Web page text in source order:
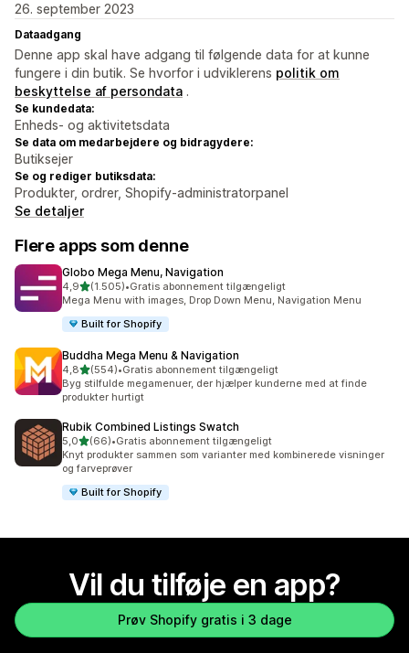
26. september 2023
Dataadgang
Denne app skal have adgang til følgende data for at kunne
fungere i din butik. Se hvorfor i udviklerens politik om
beskyttelse af persondata .
Se kundedata:
Enheds- og aktivitetsdata
Se data om medarbejdere og bidragydere:
Butiksejer
Se og rediger butiksdata:
Produkter, ordrer, Shopify-administratorpanel
Se detaljer
Flere apps som denne
Globo Mega Menu, Navigation
4,9ud af 5 stjerner
(1.505)
1505 anmeldelser i alt
•Gratis abonnement tilgængeligt
Mega Menu with images, Drop Down Menu, Navigation Menu
Built for Shopify
Buddha Mega Menu & Navigation
4,8ud af 5 stjerner
(554)
554 anmeldelser i alt
•Gratis abonnement tilgængeligt
Byg stilfulde megamenuer, der hjælper kunderne med at finde
produkter hurtigt
Rubik Combined Listings Swatch
5,0ud af 5 stjerner
(66)
66 anmeldelser i alt
•Gratis abonnement tilgængeligt
Knyt produkter sammen som varianter med kombinerede visninger
og farveprøver
Built for Shopify
Vil du tilføje en app?
Prøv Shopify gratis i 3 dage